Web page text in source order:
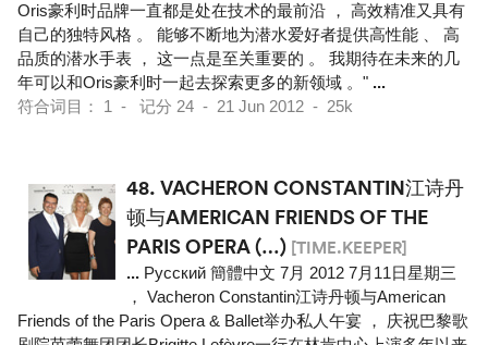
Oris豪利时品牌一直都是处在技术的最前沿 ， 高效精准又具有
自己的独特风格 。 能够不断地为潜水爱好者提供高性能 、 高
品质的潜水手表 ， 这一点是至关重要的 。 我期待在未来的几
年可以和Oris豪利时一起去探索更多的新领域 。" ...
符合词目： 1 - 记分 24 - 21 Jun 2012 - 25k
48. VACHERON CONSTANTIN江诗丹
顿与AMERICAN FRIENDS OF THE
PARIS OPERA (…) [TIME.KEEPER]
... Pусский 簡體中文 7月 2012 7月11日星期三
， Vacheron Constantin江诗丹顿与American
Friends of the Paris Opera & Ballet举办私人午宴 ， 庆祝巴黎歌